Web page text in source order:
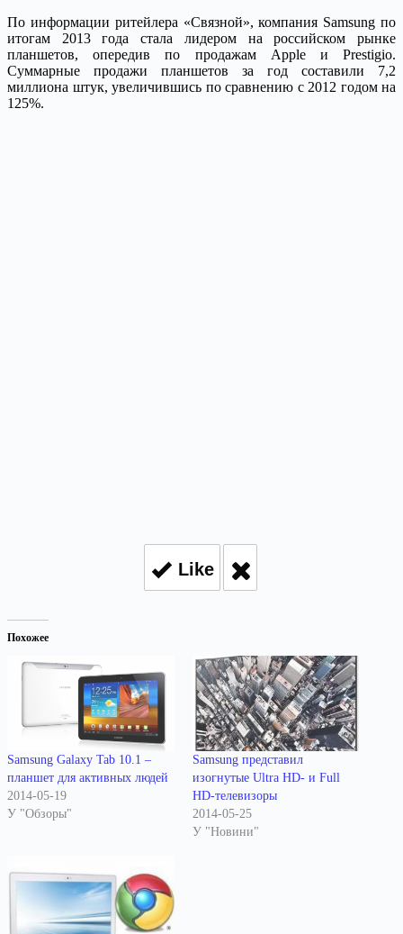
По информации ритейлера «Связной», компания Samsung по
итогам 2013 года стала лидером на российском рынке
планшетов, опередив по продажам Apple и Prestigio.
Суммарные продажи планшетов за год составили 7,2
миллиона штук, увеличившись по сравнению с 2012 годом на
125%.
Like
Похожее
Samsung Galaxy Tab 10.1 –
планшет для активных людей
2014-05-19
У "Обзоры"
Samsung представил
изогнутые Ultra HD- и Full
HD-телевизоры
2014-05-25
У "Новини"